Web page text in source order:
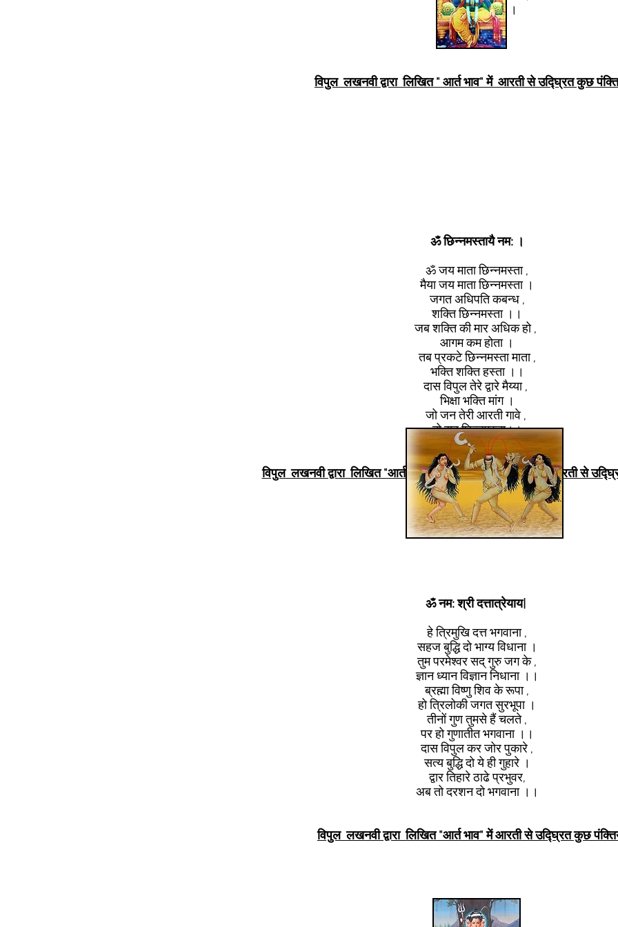
ज्ञान ध्यान सेवा ।।
विपुल लखनवी द्वारा लिखित " आर्त भाव" में आरती से उद्घ्रित कुछ
ॐ छिन्नमस्तायै नम: ।
ॐ जय माता छिन्नमस्ता ,
मैया जय माता छिन्नमस्ता ।
जगत अधिपति कबन्ध ,
शक्ति छिन्नमस्ता ।।
जब शक्ति की मार अधिक हो ,
आगम कम होता ।
तब प्रकटे छिन्नमस्ता माता ,
भक्ति शक्ति हस्ता ।।
दास विपुल तेरे द्वारे मैय्या ,
भिक्षा भक्ति मांग ।
जो जन तेरी आरती गावे ,
दो सब छिन्नमस्ता।।
विपुल लखनवी द्वारा लिखित "आर्त भाव" में "त्रिमुखि दत्त भगवाना" की आरती से
ॐ नम: श्री दत्तात्रेयाय|
हे त्रिमुखि दत्त भगवाना ,
सहज बुद्धि दो भाग्य विधाना ।
तुम परमेश्वर सद् गुरु जग के ,
ज्ञान ध्यान विज्ञान निधाना ।।
ब्रह्मा विष्णु शिव के रूपा ,
हो त्रिलोकी जगत सुरभूपा ।
तीनों गुण तुमसे हैं चलते ,
पर हो गुणातीत भगवाना ।।
दास विपुल कर जोर पुकारे ,
सत्य बुद्धि दो ये ही गुहारे ।
द्वार तिहारे ठाढे प्रभुवर,
अब तो दरशन दो भगवाना ।।
विपुल लखनवी द्वारा लिखित "आर्त भाव" में आरती से उद्घ्रित कुछ